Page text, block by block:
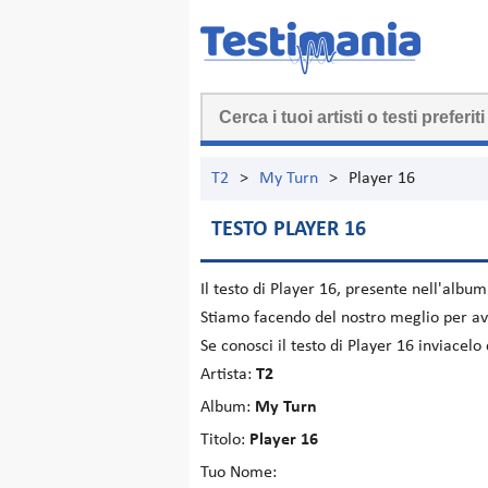
T2 > My Turn > Player 16
TESTO PLAYER 16
Il testo di Player 16, presente nell'album
Stiamo facendo del nostro meglio per
Se conosci il testo di Player 16
Artista: T2
Album: My Turn
Titolo: Player 16
Tuo Nome: